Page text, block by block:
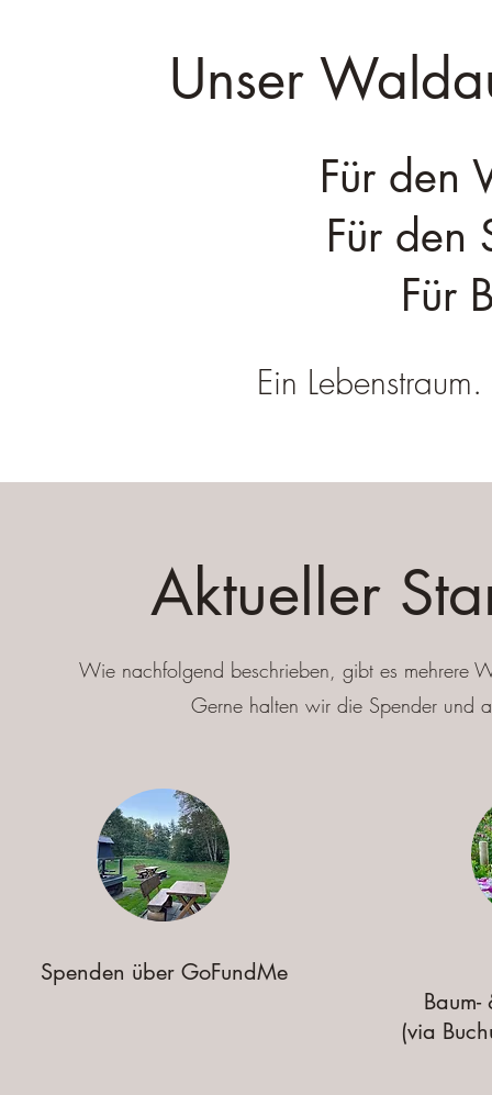
Unser
Für den
Für den
Für
Ein
Aktueller
Wie nachfolgend beschrieben, gibt es mehrere
Gerne halten wir die Spender und
Spenden über GoFundMe
Baum-
(via